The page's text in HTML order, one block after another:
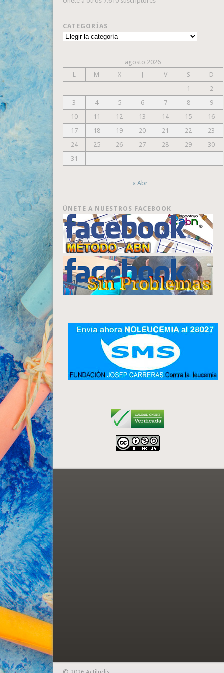
CATEGORÍAS
Categorías
agosto 2026
L
M X J V S
D
1
2
3
4 5 6 7 8
9
10
11 12 13 14 15
16
17
18 19 20 21 22
23
24
25 26 27 28 29
30
31
« Abr
ÚNETE A NUESTROS FACEBOOK